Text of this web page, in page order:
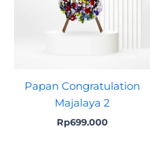
Papan Congratulation
Majalaya 2
Rp699.000